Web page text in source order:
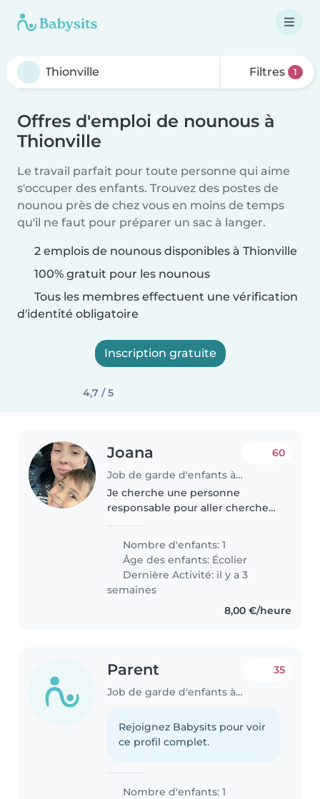
Filtres 1
Offres d'emploi de nounous à
Thionville
Le travail parfait pour toute personne qui aime
s'occuper des enfants. Trouvez des postes de
nounou près de chez vous en moins de temps
qu'il ne faut pour préparer un sac à langer.
2 emplois de nounous disponibles à Thionville
100% gratuit pour les nounous
Tous les membres effectuent une vérification
d'identité obligatoire
Inscription gratuite
4,7 / 5
Joana
Job de garde d'enfants à Thionville
60
Je cherche une personne
responsable pour aller chercher
déjeuner et le ramener à l'école
après la pause de midi. J'aurais
aussi besoin que cette..
Nombre d'enfants: 1
Âge des enfants: Écolier
Dernière Activité: il y a 3
semaines
8,00 €/heure
Parent
Job de garde d'enfants à Thionville
35
Rejoignez Babysits pour voir
ce profil complet.
Nombre d'enfants: 1